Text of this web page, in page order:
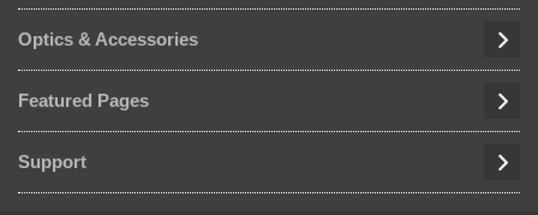
Optics & Accessories
Featured Pages
Support